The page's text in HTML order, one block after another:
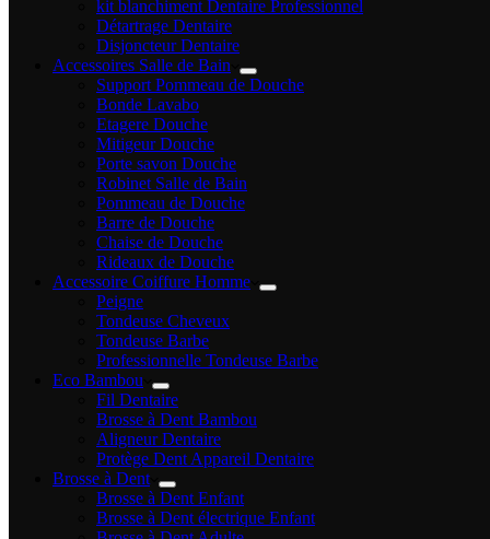
kit blanchiment Dentaire Professionnel
Détartrage Dentaire
Disjoncteur Dentaire
Accessoires Salle de Bain
Support Pommeau de Douche
Bonde Lavabo
Etagere Douche
Mitigeur Douche
Porte savon Douche
Robinet Salle de Bain
Pommeau de Douche
Barre de Douche
Chaise de Douche
Rideaux de Douche
Accessoire Coiffure Homme
Peigne
Tondeuse Cheveux
Tondeuse Barbe
Professionnelle Tondeuse Barbe
Eco Bambou
Fil Dentaire
Brosse à Dent Bambou
Aligneur Dentaire
Protège Dent Appareil Dentaire
Brosse à Dent
Brosse à Dent Enfant
Brosse à Dent électrique Enfant